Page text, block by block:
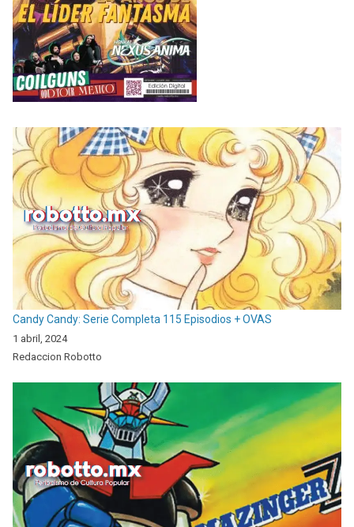
Candy Candy: Serie Completa 115 Episodios + OVAS
1 abril, 2024
Redaccion Robotto